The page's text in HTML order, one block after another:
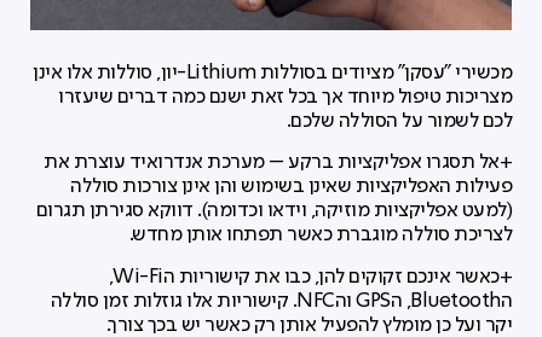
מכשירי "עסקן" מציודים בסוללות Lithium-יון, סוללות אלו אינן
מצריכות טיפול מיוחד אך בכל זאת ישנם כמה דברים שיעזרו
לכם לשמור על הסוללה שלכם.
+אל תסגרו אפליקציות ברקע – מערכת אנדרואיד עוצרת את
פעילות האפליקציות שאינן בשימוש והן אינן צורכות סוללה
(למעט אפליקציות מוזיקה, וידאו וכדומה). דווקא סגירתן תגרום
לצריכת סוללה מוגברת כאשר תפתחו אותן מחדש.
+כאשר אינכם זקוקים להן, כבו את קישוריות הWi-Fi,
הBluetooth, הGPS והNFC. קישוריות אלו גוזלות זמן סוללה
יקר ועל כן מומלץ להפעיל אותן רק כאשר יש בכך צורך.